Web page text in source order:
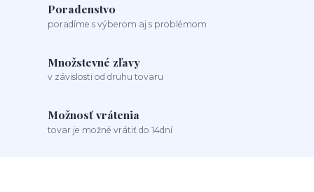
Poradenstvo
poradíme s výberom aj s problémom
Množstevné zľavy
v závislosti od druhu tovaru
Možnosť vrátenia
tovar je možné vrátiť do 14dní